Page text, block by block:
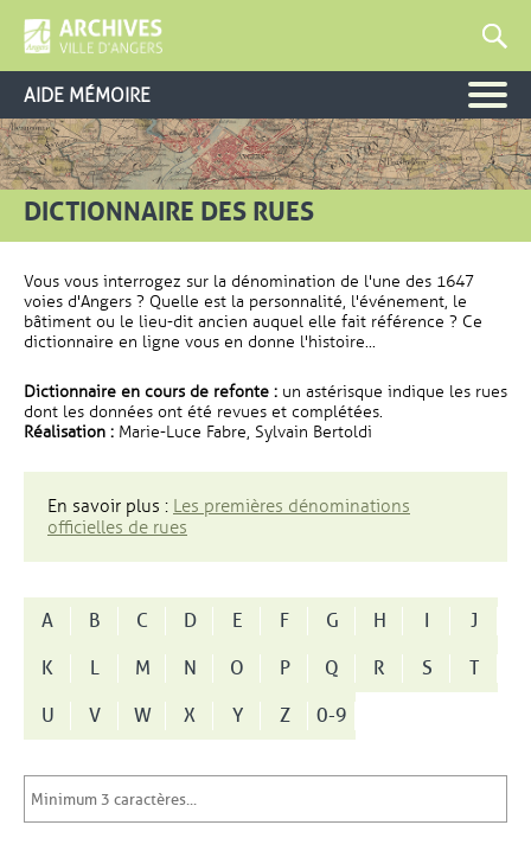
AIDE MÉMOIRE
DICTIONNAIRE DES RUES
Vous vous interrogez sur la dénomination de l'une des 1647
voies d'Angers ? Quelle est la personnalité, l'événement, le
bâtiment ou le lieu-dit ancien auquel elle fait référence ? Ce
dictionnaire en ligne vous en donne l'histoire...
Dictionnaire en cours de refonte : un astérisque indique les rues
dont les données ont été revues et complétées.
Réalisation : Marie-Luce Fabre, Sylvain Bertoldi
En savoir plus : Les premières dénominations
officielles de rues
A B C D E F G H I
J
K
L M N O P Q R S
T
U
V W X Y Z 0-9